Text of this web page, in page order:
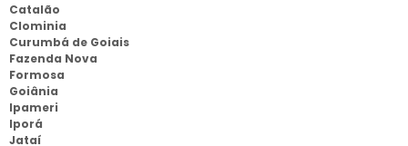
Catalão
Clominia
Curumbá de Goiais
Fazenda Nova
Formosa
Goiânia
Ipameri
Iporá
Jataí